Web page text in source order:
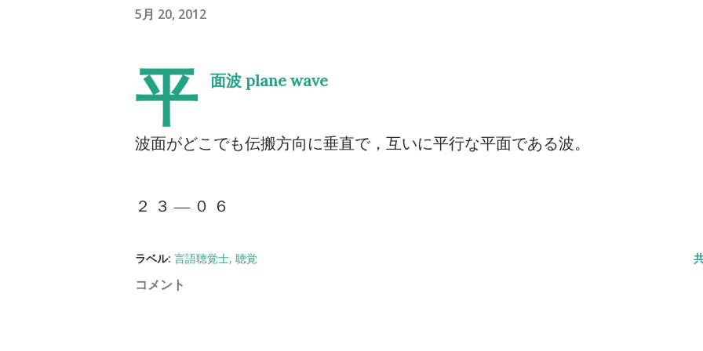
5月 20, 2012
平 面波 plane wave
波面がどこでも伝搬方向に垂直で，互いに平行な平面である波。
２ ３ ― ０ ６
ラベル: 言語聴覚士 聴覚
コメント